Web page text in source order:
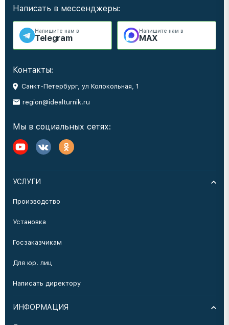
Написать в мессенджеры:
Напишите нам в
Telegram
Напишите нам в
MAX
Контакты:
Санкт-Петербург, ул Колокольная, 1
region@idealturnik.ru
Мы в социальных сетях:
УСЛУГИ
Производство
Установка
Госзаказчикам
Для юр. лиц
Написать директору
ИНФОРМАЦИЯ